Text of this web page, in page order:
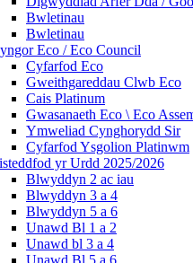
Bwletinau
Bwletinau
Eco / Eco Council
Cyfarfod Eco
Gweithgareddau Clwb Eco
Cais Platinum
Gwasanaeth Eco \ Eco
Ymweliad Cynghorydd Sir
Cyfarfod Ysgolion Platinwm
yr Urdd 2025/2026
Blwyddyn 2 ac iau
Blwyddyn 3 a 4
Blwyddyn 5 a 6
Unawd Bl 1 a 2
Unawd bl 3 a 4
Unawd Bl 5 a 6